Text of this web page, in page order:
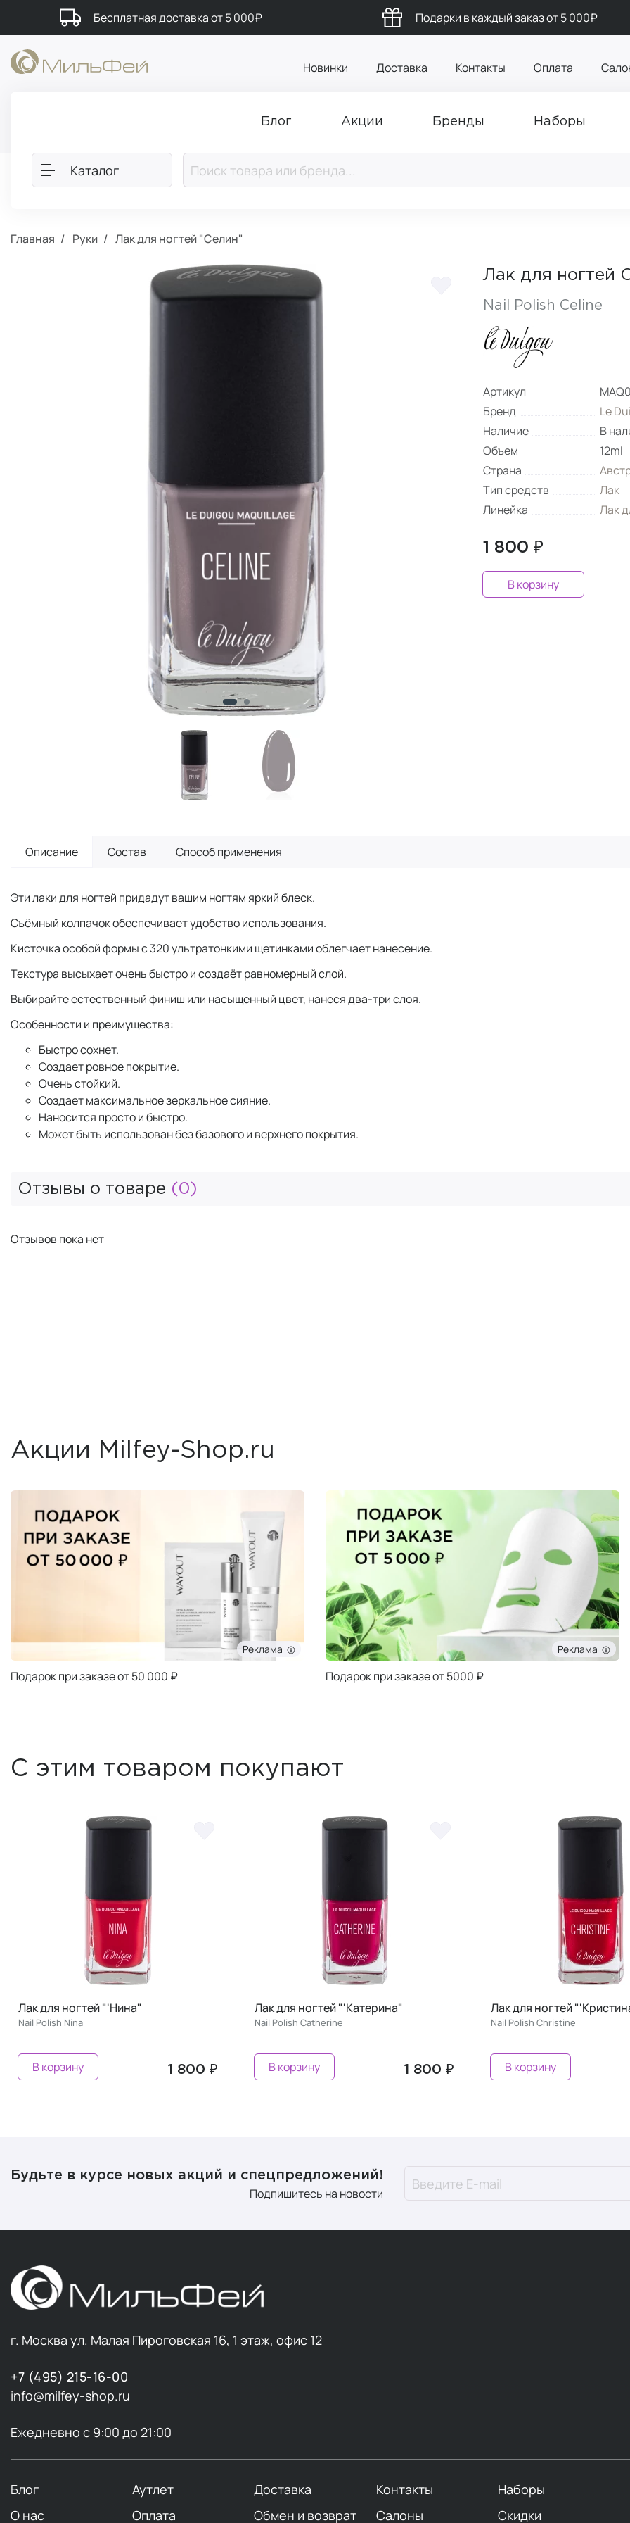
Бесплатная доставка от 5 000₽ Подарки в каждый заказ от 5 000₽
Новинки Доставка Контакты Оплата
Блог Акции Бренды Наборы
Каталог
Главная Руки Лак для ногтей "Селин"
Лак для ногтей
Nail Polish Celine
Артикул
Бренд
Le
Наличие
В
Объем
12ml
Страна
Тип средств
Лак
Линейка
Лак
1 800 ₽
В корзину
Описание Состав Способ применения
Эти лаки для ногтей придадут вашим ногтям яркий блеск.
Съёмный колпачок обеспечивает удобство использования.
Кисточка особой формы с 320 ультратонкими щетинками облегчает нанесение.
Текстура высыхает очень быстро и создаёт равномерный слой.
Выбирайте естественный финиш или насыщенный цвет, нанеся два-три слоя.
Особенности и преимущества:
Быстро сохнет.
Создает ровное покрытие.
Очень стойкий.
Создает максимальное зеркальное сияние.
Наносится просто и быстро.
Может быть использован без базового и верхнего покрытия.
Отзывы о товаре (0)
Отзывов пока нет
Акции Milfey-Shop.ru
Реклама
Подарок при заказе от 50 000 ₽
Реклама
Подарок при заказе от 5000 ₽
С этим товаром покупают
Лак для ногтей "'Катерина"
Nail Polish Сatherine
1 800 ₽
В корзину
Лак для ногтей "'Кристина"
Nail Polish Christine
1 800 ₽
В корзину
Лак для ногтей
Nail Polish Paulina
В корзину
Будьте в курсе новых акций и спецпредложений!
Подпишитесь на новости
г. Москва ул. Малая Пироговская 16, 1 этаж, офис 12
+7 (495) 215-16-00
info@milfey-shop.ru
Ежедневно с 9:00 до 21:00
Блог Аутлет Доставка Контакты
Наборы
О нас
Оплата Обмен и возврат Салоны Скидки